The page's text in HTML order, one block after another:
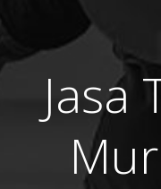
Jasa